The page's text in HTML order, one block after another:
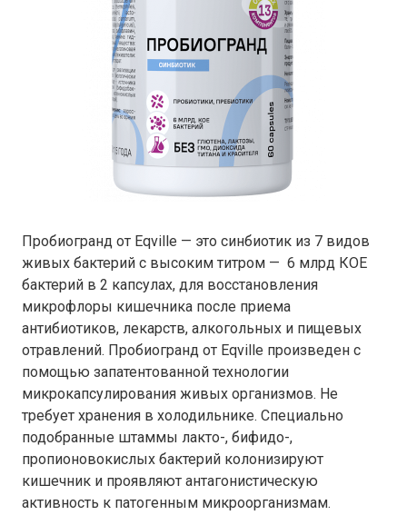
Пробиогранд от Eqville — это синбиотик из 7 видов
живых бактерий с высоким титром — 6 млрд КОЕ
бактерий в 2 капсулах, для восстановления
микрофлоры кишечника после приема
антибиотиков, лекарств, алкогольных и пищевых
отравлений. Пробиогранд от Eqville произведен с
помощью запатентованной технологии
микрокапсулирования живых организмов. Не
требует хранения в холодильнике. Специально
подобранные штаммы лакто-, бифидо-,
пропионовокислых бактерий колонизируют
кишечник и проявляют антагонистическую
активность к патогенным микроорганизмам.